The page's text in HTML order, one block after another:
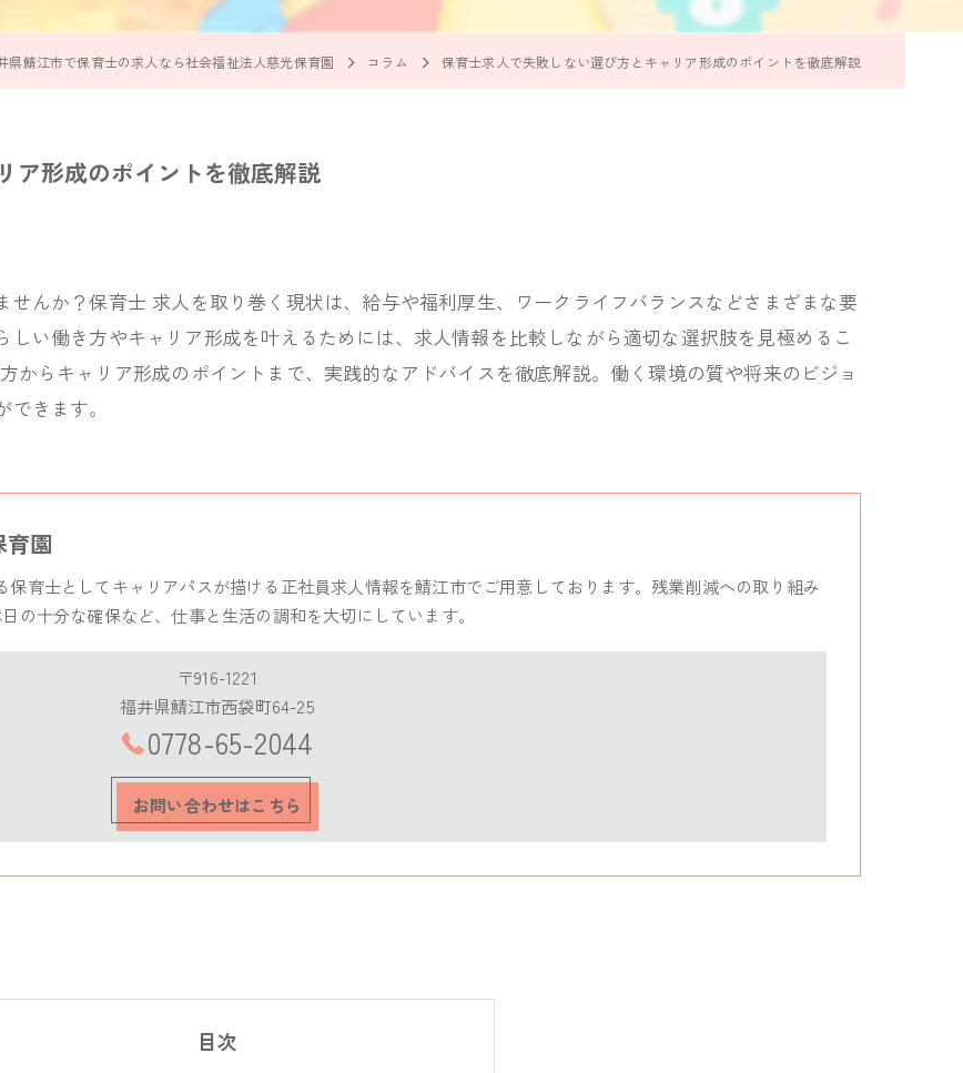
県鯖江市で保育士の求人なら社会福祉法人慈光保育園 コラム 保育士求人で失敗しない選び方とキャリア形成のポイントを徹底解説
ア形成のポイントを徹底解説
んか？保育士 求人を取り巻く現状は、給与や福利厚生、ワークライフバランスなどさまざまな要
い働き方やキャリア形成を叶えるためには、求人情報を比較しながら適切な選択肢を見極めるこ
からキャリア形成のポイントまで、実践的なアドバイスを徹底解説。働く環境の質や将来のビジョ
きます。
育園
保育士としてキャリアパスが描ける正社員求人情報を鯖江市でご用意しております。残業削減への取り組み
の十分な確保など、仕事と生活の調和を大切にしています。
〒916-1221
福井県鯖江市西袋町64-25
0778-65-2044
お問い合わせはこちら
目次